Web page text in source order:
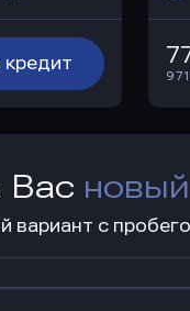
кредит
9
Вас новый
с